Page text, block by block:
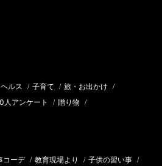
ヘルス / 子育て / 旅・お出かけ /
人アンケート / 贈り物 /
コーデ / 教育現場より / 子供の習い事 /